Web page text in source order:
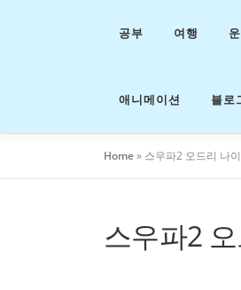
가
공부 여행
애니메이션 블로
Home» 스우파2 오드리 나
스우파2